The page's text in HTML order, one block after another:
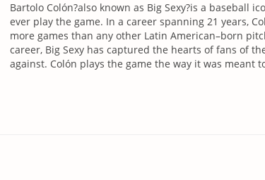
Bartolo Colón?also known as Big Sexy?is a baseball
ever play the game. In a career spanning 21 years,
more games than any other Latin American–born
career, Big Sexy has captured the hearts of fans of
against. Colón plays the game the way it was meant